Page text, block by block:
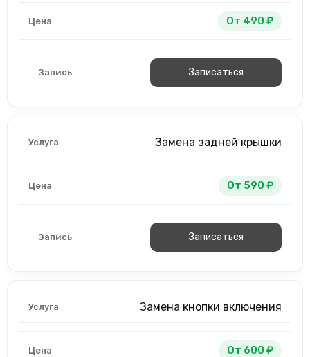
От 490 ₽
Записаться
Замена задней крышки
От 590 ₽
Записаться
Замена кнопки включения
От 600 ₽